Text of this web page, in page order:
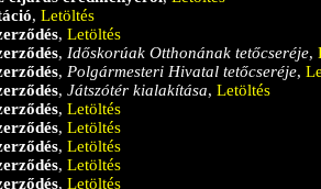
, Letöltés
, Letöltés
, Időskorúak Otthonának tetőcseréje,
, Polgármesteri Hivatal tetőcseréje,
, Játszótér kialakítása, Letöltés
, Letöltés
, Letöltés
, Letöltés
, Letöltés
, Letöltés